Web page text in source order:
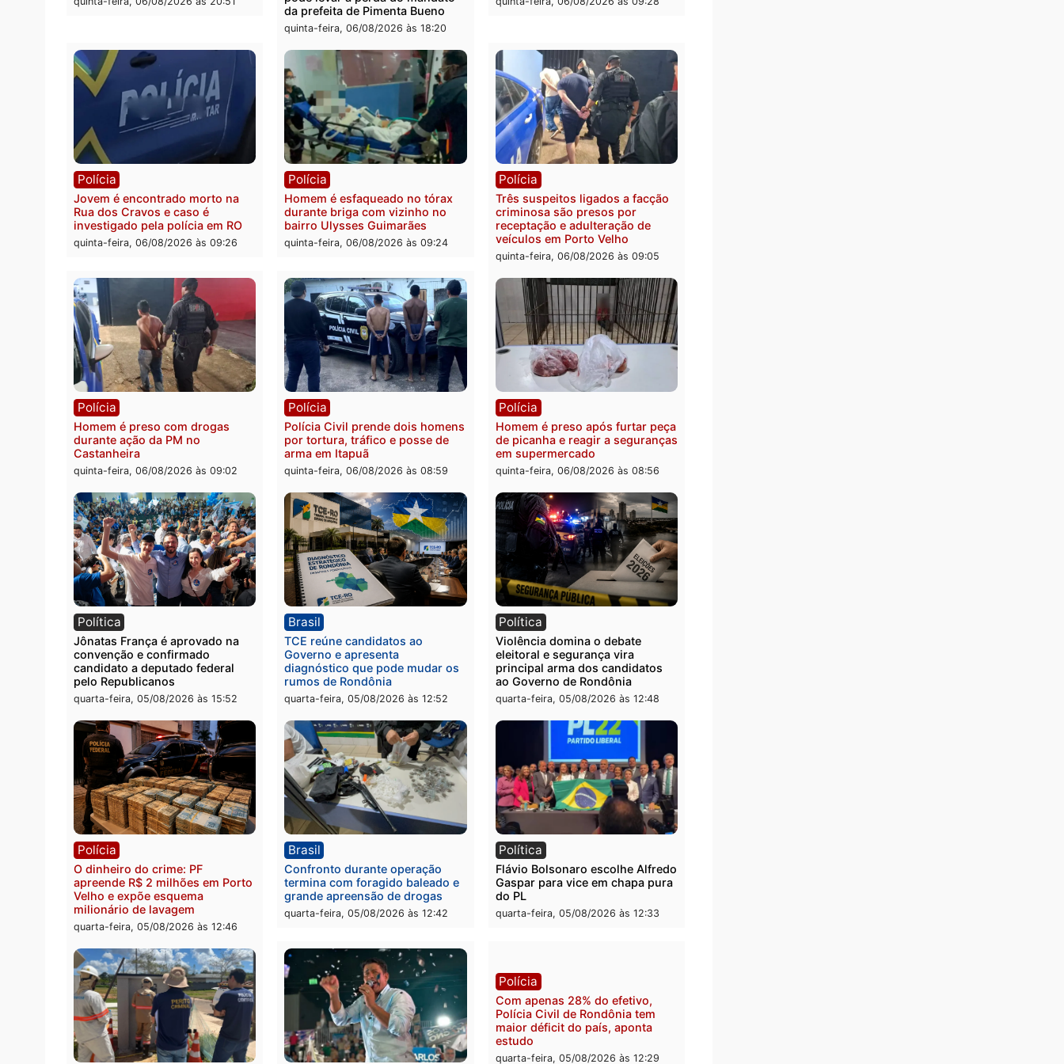
Polícia
Tragédia na BR-364: colisão
entre caminhão e carro deixa
quatro mortos em Porto Velho
quinta-feira, 06/08/2026 às 20:51
Política
Ministro Dias Tofolli , do TSE,
determina reabertura e
processamento da ação que
pode levar à perda do mandato
da prefeita de Pimenta Bueno
quinta-feira, 06/08/2026 às 18:20
Polícia
Policiais militares recuperam
moto furtada e prendem trio na
zona Leste
quinta-feira, 06/08/2026 às 09:28
Polícia
Jovem é encontrado morto na
Rua dos Cravos e caso é
investigado pela polícia em RO
quinta-feira, 06/08/2026 às 09:26
Polícia
Homem é esfaqueado no tórax
durante briga com vizinho no
bairro Ulysses Guimarães
quinta-feira, 06/08/2026 às 09:24
Polícia
Três suspeitos ligados a facção
criminosa são presos por
veículos em Porto Velho
quinta-feira, 06/08/2026 às 09:05
Polícia
Homem é preso com drogas
durante ação da PM no
Castanheira
quinta-feira, 06/08/2026 às 09:02
Polícia
Polícia Civil prende dois homens
por tortura, tráfico e posse de
arma em Itapuã
quinta-feira, 06/08/2026 às 08:59
Polícia
de picanha e reagir a seguranças
em supermercado
quinta-feira, 06/08/2026 às 08:56
Política
Jônatas França é aprovado na
convenção e confirmado
candidato a deputado federal
pelo Republicanos
quarta-feira, 05/08/2026 às 15:52
Brasil
TCE reúne candidatos ao
Governo e apresenta
diagnóstico que pode mudar os
rumos de Rondônia
Violência domina o debate
eleitoral e segurança vira
ao Governo de Rondônia